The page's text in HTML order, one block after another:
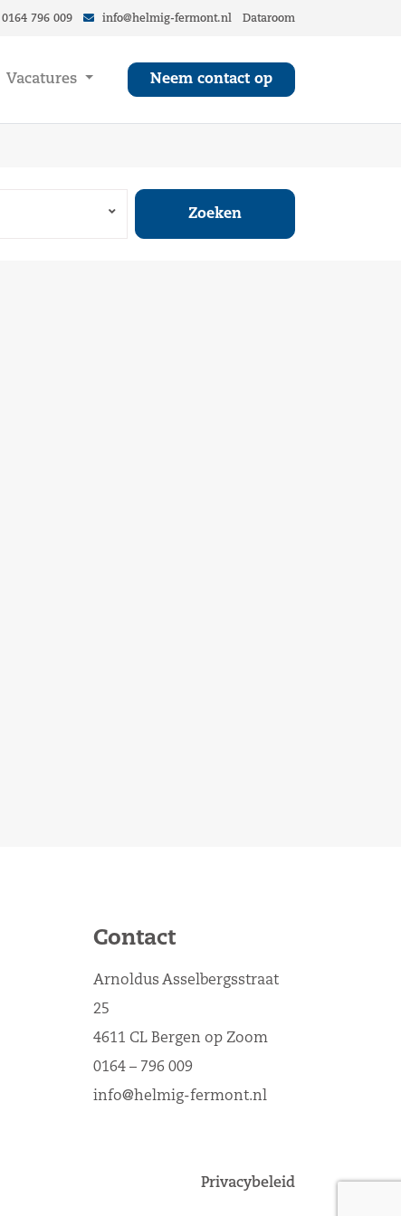
0164 796 009 info@helmig-fermont.nl Dataroom
Vacatures Neem contact op
Zoeken
Contact
Arnoldus Asselbergsstraat
25
4611 CL Bergen op Zoom
0164 – 796 009
info@helmig-fermont.nl
Privacybeleid